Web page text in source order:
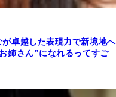
卓越した表現力で新境地へ
姉さん"になれるってすご